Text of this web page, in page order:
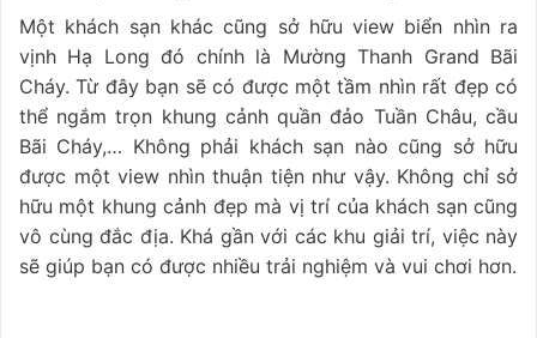
Một khách sạn khác cũng sở hữu view biển nhìn ra
vịnh Hạ Long đó chính là Mường Thanh Grand Bãi
Cháy. Từ đây bạn sẽ có được một tầm nhìn rất đẹp có
thể ngắm trọn khung cảnh quần đảo Tuần Châu, cầu
Bãi Cháy,… Không phải khách sạn nào cũng sở hữu
được một view nhìn thuận tiện như vậy. Không chỉ sở
hữu một khung cảnh đẹp mà vị trí của khách sạn cũng
vô cùng đắc địa. Khá gần với các khu giải trí, việc này
sẽ giúp bạn có được nhiều trải nghiệm và vui chơi hơn.